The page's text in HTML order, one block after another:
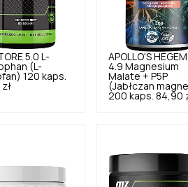
5.0
L-
(L-
120 kaps.
APOLLO'S
4.9 Magnesium
Malate + P5P
(Jabłczan
200 kaps. 84,90